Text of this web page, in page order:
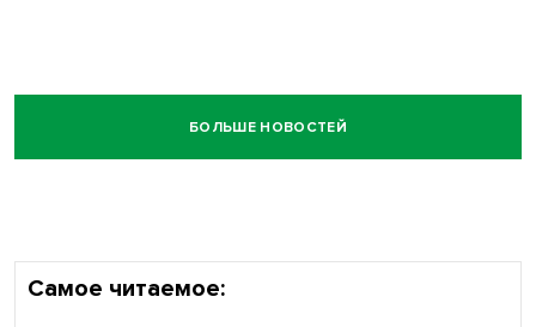
БОЛЬШЕ НОВОСТЕЙ
Самое читаемое: